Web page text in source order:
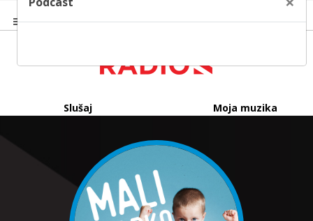
Slušaj Moja muzika